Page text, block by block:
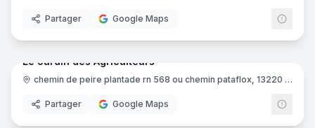
Partager Google Maps
Épicerie fine
14
Le Jardin des Agriculteurs
chemin de peire plantade rn 568 ou chemin pataflox, 13220 Châteauneuf-les-Martigues
Partager Google Maps
17